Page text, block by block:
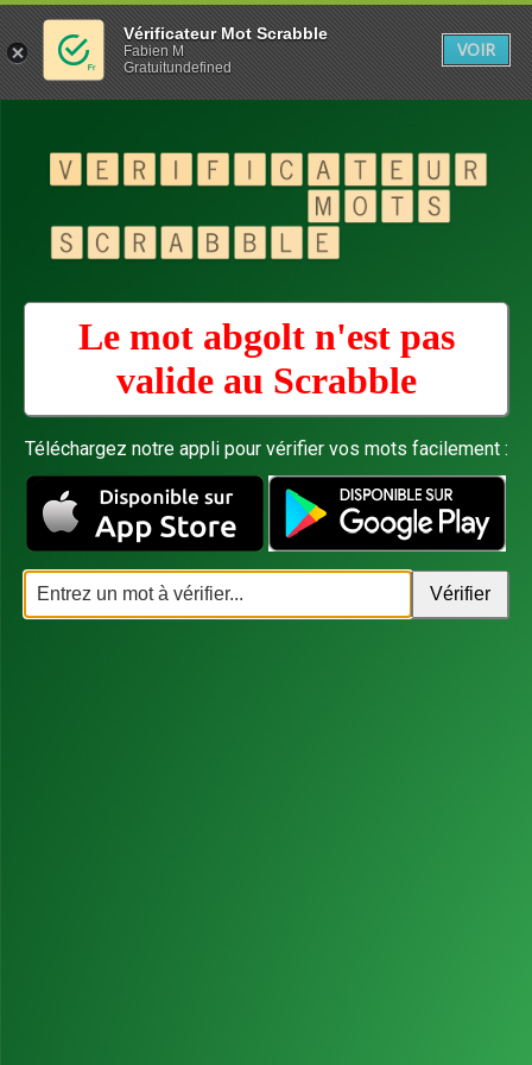
Le mot abgolt n'est pas
valide au Scrabble
Téléchargez notre appli pour vérifier vos mots facilement :
Vérificateur Mot Scrabble
Fabien M
Gratuitundefined
VOIR